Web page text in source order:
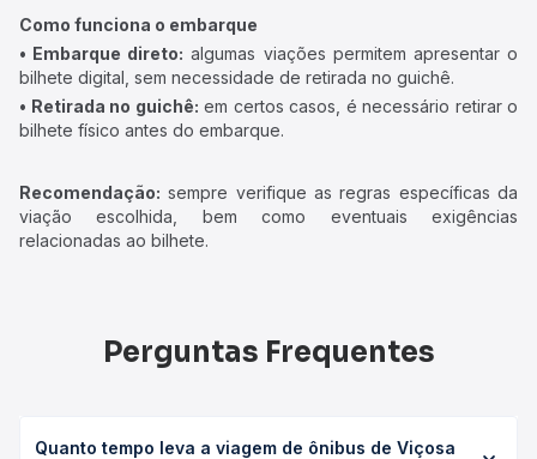
Como funciona o embarque
• Embarque direto: algumas viações permitem apresentar o
bilhete digital, sem necessidade de retirada no guichê.
• Retirada no guichê: em certos casos, é necessário retirar o
bilhete físico antes do embarque.
Recomendação: sempre verifique as regras específicas da
viação escolhida, bem como eventuais exigências
relacionadas ao bilhete.
Perguntas Frequentes
Quanto tempo leva a viagem de ônibus de Viçosa